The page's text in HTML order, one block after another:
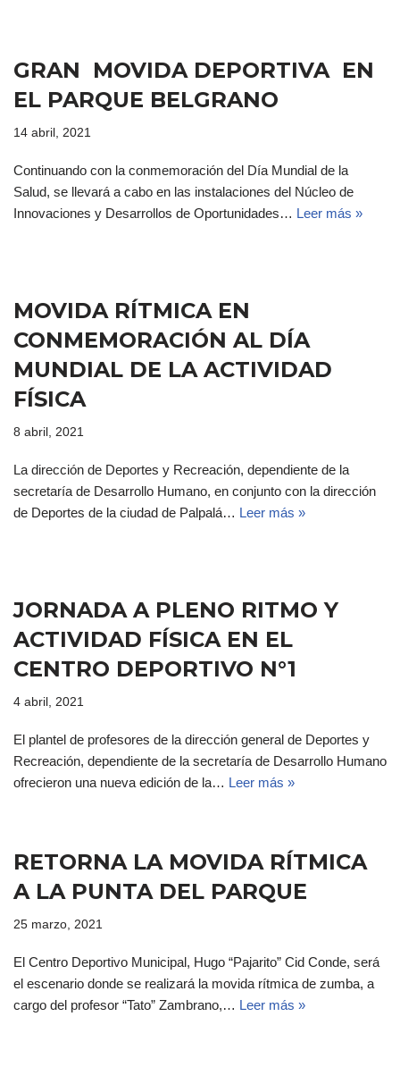
GRAN MOVIDA DEPORTIVA EN
EL PARQUE BELGRANO
14 abril, 2021
Continuando con la conmemoración del Día Mundial de la
Salud, se llevará a cabo en las instalaciones del Núcleo de
Innovaciones y Desarrollos de Oportunidades… Leer más »
MOVIDA RÍTMICA EN
CONMEMORACIÓN AL DÍA
MUNDIAL DE LA ACTIVIDAD
FÍSICA
8 abril, 2021
La dirección de Deportes y Recreación, dependiente de la
secretaría de Desarrollo Humano, en conjunto con la dirección
de Deportes de la ciudad de Palpalá… Leer más »
JORNADA A PLENO RITMO Y
ACTIVIDAD FÍSICA EN EL
CENTRO DEPORTIVO N°1
4 abril, 2021
El plantel de profesores de la dirección general de Deportes y
Recreación, dependiente de la secretaría de Desarrollo Humano
ofrecieron una nueva edición de la… Leer más »
RETORNA LA MOVIDA RÍTMICA
A LA PUNTA DEL PARQUE
25 marzo, 2021
El Centro Deportivo Municipal, Hugo “Pajarito” Cid Conde, será
el escenario donde se realizará la movida rítmica de zumba, a
cargo del profesor “Tato” Zambrano,… Leer más »